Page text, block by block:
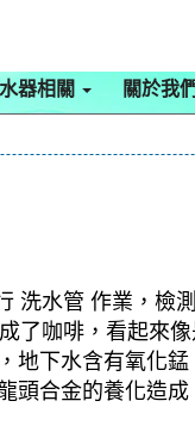
器相關 關於我們
水管 作業，檢
了咖啡，看起來
下水含有氧化
合金的養化造